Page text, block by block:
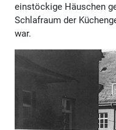
einstöckige Häuschen
Schlafraum der
war.